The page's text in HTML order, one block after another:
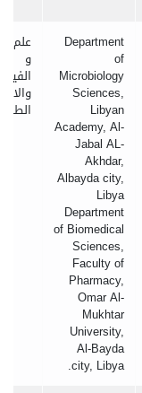
Department
of
Microbiology
Sciences,
Libyan
Academy, Al-
Jabal AL-
Akhdar,
Albayda city,
Libya
Department
of Biomedical
Sciences,
Faculty of
Pharmacy,
Omar Al-
Mukhtar
University,
Al-Bayda
city, Libya.
علم
و